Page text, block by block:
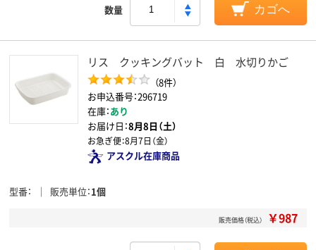
数量 カゴへ
リス クッキングバット 白 水切りかご
（8件）
お申込番号：296719
在庫：あり
お届け日：8月8日（土）
お急ぎ便：8月7日（金）
アスクル在庫商品
型番 販売単位 1個
販売価格（税込） ￥987